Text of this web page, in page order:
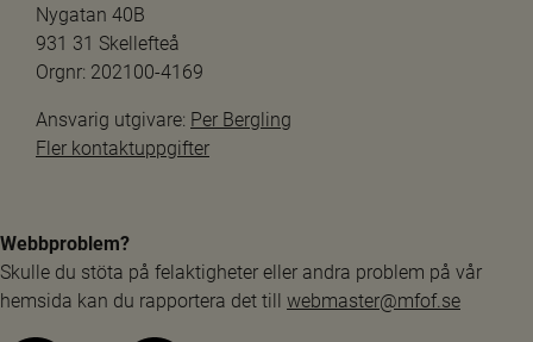
Nygatan 40B
931 31 Skellefteå
Orgnr: 202100-4169
Ansvarig utgivare: Per Bergling
Fler kontaktuppgifter
Webbproblem?
Skulle du stöta på felaktigheter eller andra problem på vår
hemsida kan du rapportera det till webmaster@mfof.se